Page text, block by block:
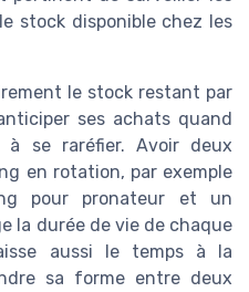
stock disponible chez les
le stock restant par
ses achats quand
à se raréfier. Avoir deux
en rotation, par exemple
pour pronateur et un
la durée de vie de chaque
aussi le temps à la
sa forme entre deux